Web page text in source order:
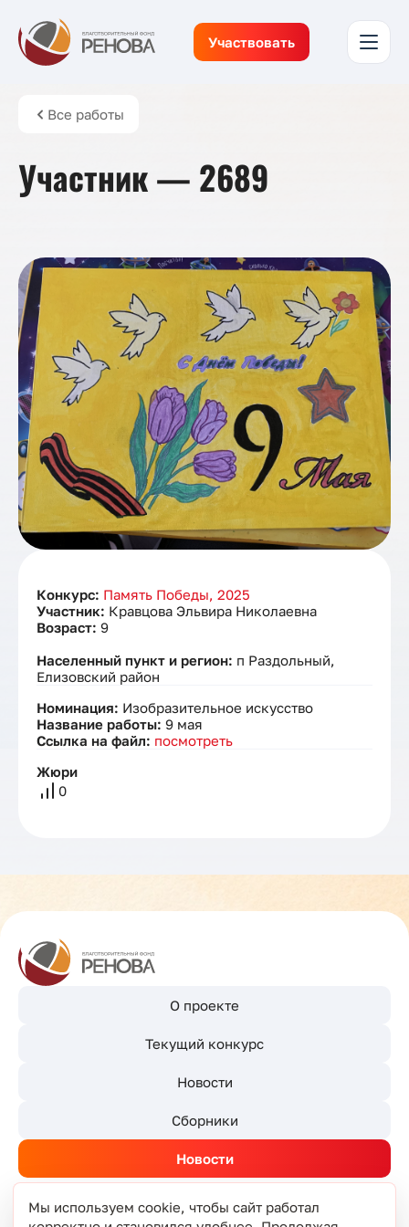
Участвовать
Все работы
Участник — 2689
Конкурс: Память Победы, 2025
Участник: Кравцова Эльвира Николаевна
Возраст: 9
Населенный пункт и регион: п Раздольный,
Елизовский район
Номинация: Изобразительное искусство
Название работы: 9 мая
Ссылка на файл: посмотреть
Жюри
0
О проекте
Текущий конкурс
Новости
Сборники
Новости
Мы используем cookie, чтобы сайт работал